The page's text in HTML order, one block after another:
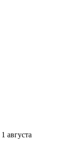
1 августа